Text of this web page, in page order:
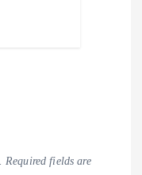
Required fields are